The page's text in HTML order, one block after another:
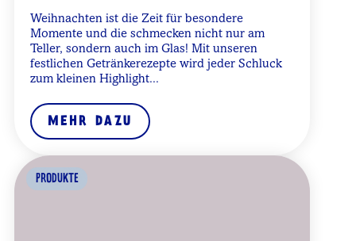
Weihnachten ist die Zeit für besondere
Momente und die schmecken nicht nur am
Teller, sondern auch im Glas! Mit unseren
festlichen Getränkerezepte wird jeder Schluck
zum kleinen Highlight...
MEHR DAZU
PRODUKTE